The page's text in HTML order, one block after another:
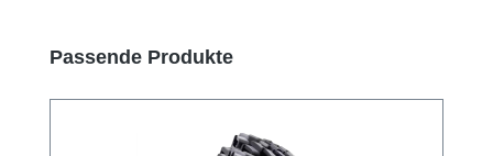
Produktgalerie überspringen
Passende Produkte